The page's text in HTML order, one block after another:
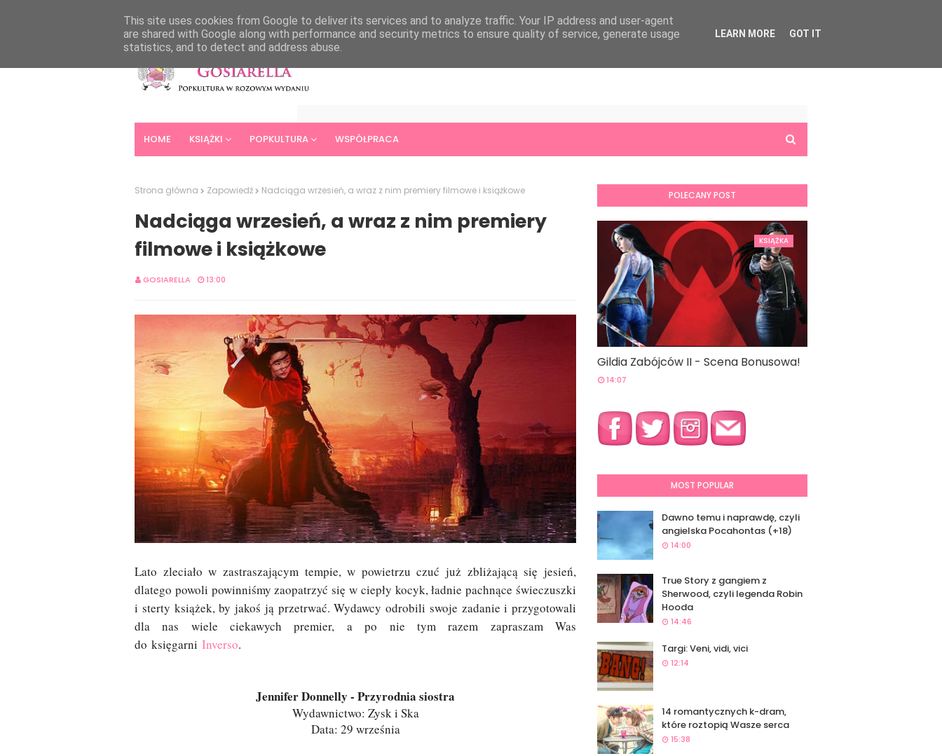
HOME KSIĄŻKI POPKULTURA WSPÓŁPRACA
Strona główna Zapowiedź Nadciąga wrzesień, a wraz z nim premiery filmowe i książkowe
Nadciąga wrzesień, a wraz z nim premiery
filmowe i książkowe
GOSIARELLA 13:00
Lato zleciało w zastraszającym tempie, w powietrzu czuć już zbliżającą się jesień,
dlatego powoli powinniśmy zaopatrzyć się w ciepły kocyk, ładnie pachnące świeczuszki
i sterty książek, by jakoś ją przetrwać. Wydawcy odrobili swoje zadanie i przygotowali
dla nas wiele ciekawych premier, a po nie tym razem zapraszam Was
do księgarni Inverso.
Jennifer Donnelly - Przyrodnia siostra
Wydawnictwo: Zysk i Ska
Data: 29 września
POLECANY POST
KSIĄŻKA
Gildia Zabójców II - Scena Bonusowa!
14:07
MOST POPULAR
Dawno temu i naprawdę, czyli
angielska Pocahontas (+18)
14:00
True Story z gangiem z
Sherwood, czyli legenda Robin
Hooda
14:46
Targi: Veni, vidi, vici
12:14
14 romantycznych k-dram,
które roztopią Wasze serca
15:38
This site uses cookies from Google to deliver its services and to analyze traffic. Your IP address and user-agent
are shared with Google along with performance and security metrics to ensure quality of service, generate usage
statistics, and to detect and address abuse.
LEARN MORE GOT IT